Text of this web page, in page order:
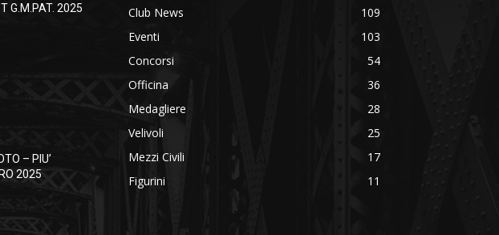
G.M.PAT. 2025
– PIU’
2025
Club News
109
Eventi
103
Concorsi
54
Officina
36
Medagliere
28
Velivoli
25
Mezzi Civili
17
Figurini
11